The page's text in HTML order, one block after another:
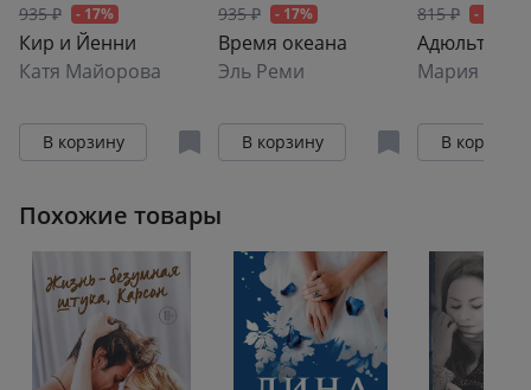
935 ₽ - 17%
Кир и Йенни
Катя Майорова
В корзину
935 ₽ - 17%
Время океана
Эль Реми
В корзину
815 ₽ - 17%
Адюльтер
Мария
В корзину
Похожие товары